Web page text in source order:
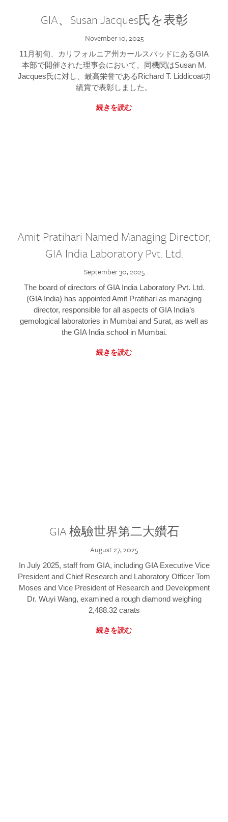
GIA、Susan Jacques氏を表彰
November 10, 2025
11月初旬、カリフォルニア州カールスバッドにあるGIA
本部で開催された理事会において、同機関はSusan M.
Jacques氏に対し、最高栄誉であるRichard T. Liddicoat功
績賞で表彰しました。
続きを読む
Amit Pratihari Named Managing Director,
GIA India Laboratory Pvt. Ltd.
September 30, 2025
The board of directors of GIA India Laboratory Pvt. Ltd.
(GIA India) has appointed Amit Pratihari as managing
director, responsible for all aspects of GIA India’s
gemological laboratories in Mumbai and Surat, as well as
the GIA India school in Mumbai.
続きを読む
GIA 檢驗世界第二大鑽石
August 27, 2025
In July 2025, staff from GIA, including GIA Executive Vice
President and Chief Research and Laboratory Officer Tom
Moses and Vice President of Research and Development
Dr. Wuyi Wang, examined a rough diamond weighing
2,488.32 carats
続きを読む